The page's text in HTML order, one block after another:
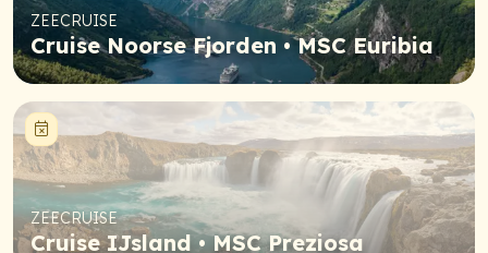
ZEECRUISE
Cruise Noorse Fjorden • MSC Euribia
Niet meer beschikbaar
ZEECRUISE
Cruise IJsland • MSC Preziosa